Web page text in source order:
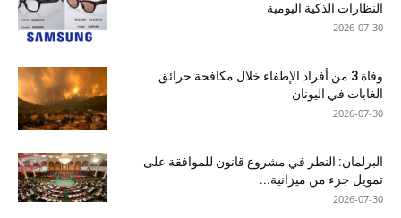
النظارات الذكية اليومية
2026-07-30
وفاة 3 من أفراد الإطفاء خلال مكافحة حرائق
الغابات في اليونان
2026-07-30
البرلمان: النظر في مشروع قانون للموافقة على
تمويل جزء من ميزانية...
2026-07-30